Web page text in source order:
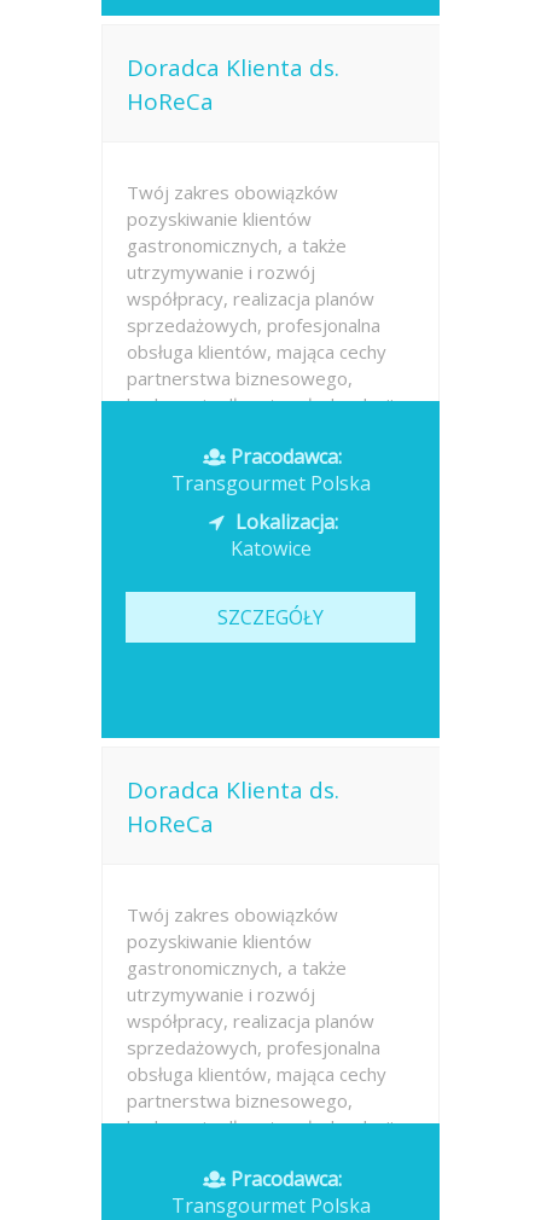
Doradca Klienta ds.
HoReCa
Twój zakres obowiązków
pozyskiwanie klientów
gastronomicznych, a także
utrzymywanie i rozwój
współpracy, realizacja planów
sprzedażowych, profesjonalna
obsługa klientów, mająca cechy
partnerstwa biznesowego,
budowanie długotrwałych relacji z
Opublikowano: dzisiaj
Pracodawca:
Transgourmet Polska
Lokalizacja:
Katowice
SZCZEGÓŁY
Doradca Klienta ds.
HoReCa
Twój zakres obowiązków
pozyskiwanie klientów
gastronomicznych, a także
utrzymywanie i rozwój
współpracy, realizacja planów
sprzedażowych, profesjonalna
obsługa klientów, mająca cechy
partnerstwa biznesowego,
budowanie długotrwałych relacji z
Opublikowano: dzisiaj
Pracodawca:
Transgourmet Polska